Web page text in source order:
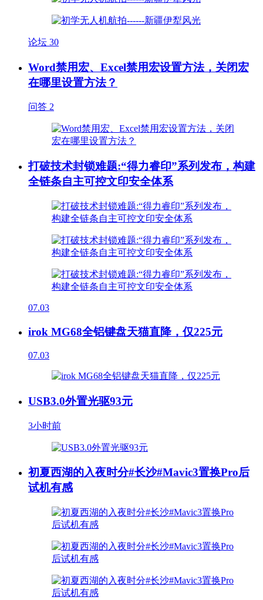
论坛 30
Word禁用宏、Excel禁用宏设置方法，关闭宏
在哪里设置方法？
问答 2
打破技术封锁难题:“得力睿印”系列发布，构建
全链条自主可控文印安全体系
07.03
irok MG68全铝键盘天猫直降，仅225元
07.03
USB3.0外置光驱93元
3小时前
初夏西湖的入夜时分#长沙#Mavic3置换Pro后
试机有感